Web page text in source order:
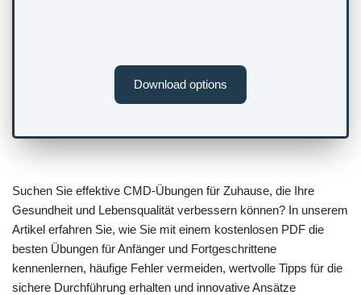
Download options
Suchen Sie effektive CMD-Übungen für Zuhause, die Ihre
Gesundheit und Lebensqualität verbessern können? In unserem
Artikel erfahren Sie, wie Sie mit einem kostenlosen PDF die
besten Übungen für Anfänger und Fortgeschrittene
kennenlernen, häufige Fehler vermeiden, wertvolle Tipps für die
sichere Durchführung erhalten und innovative Ansätze